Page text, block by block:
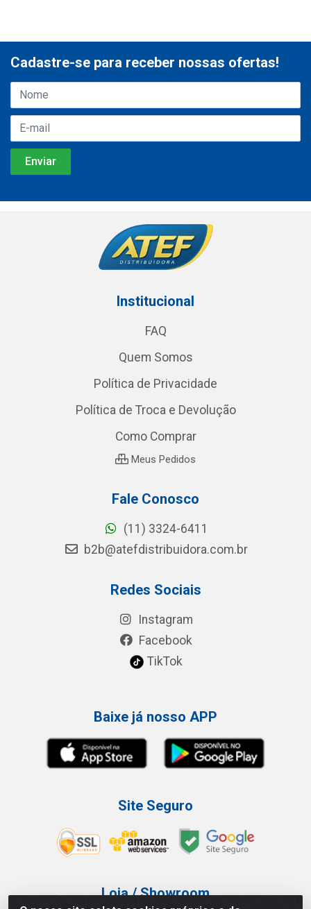
Cadastre-se para receber nossas ofertas!
Institucional
FAQ
Quem Somos
Política de Privacidade
Política de Troca e Devolução
Como Comprar
Meus Pedidos
Fale Conosco
(11) 3324-6411
b2b@atefdistribuidora.com.br
Redes Sociais
Instagram
Facebook
TikTok
Baixe já nosso APP
Site Seguro
Loja / Showroom